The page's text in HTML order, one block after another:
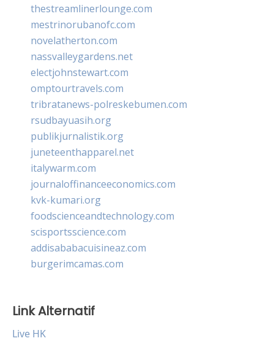
thestreamlinerlounge.com
mestrinorubanofc.com
novelatherton.com
nassvalleygardens.net
electjohnstewart.com
omptourtravels.com
tribratanews-polreskebumen.com
rsudbayuasih.org
publikjurnalistik.org
juneteenthapparel.net
italywarm.com
journaloffinanceeconomics.com
kvk-kumari.org
foodscienceandtechnology.com
scisportsscience.com
addisababacuisineaz.com
burgerimcamas.com
Link Alternatif
Live HK